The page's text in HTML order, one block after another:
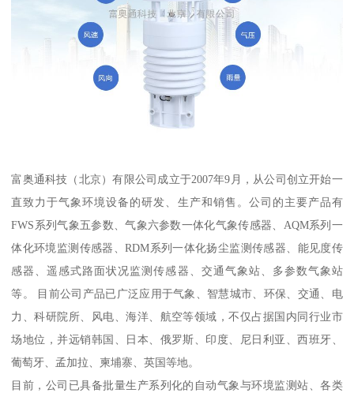
富奥通科技（北京）有限公司成立于2007年9月，从公司创立开始一
直致力于气象环境设备的研发、生产和销售。公司的主要产品有
FWS系列气象五参数、气象六参数一体化气象传感器、AQM系列一
体化环境监测传感器、RDM系列一体化扬尘监测传感器、能见度传
感器、遥感式路面状况监测传感器、交通气象站、多参数气象站
等。 目前公司产品已广泛应用于气象、智慧城市、环保、交通、电
力、科研院所、风电、海洋、航空等领域，不仅占据国内同行业市
场地位，并远销韩国、日本、俄罗斯、印度、尼日利亚、西班牙、
葡萄牙、孟加拉、柬埔寨、英国等地。
目前，公司已具备批量生产系列化的自动气象与环境监测站、各类